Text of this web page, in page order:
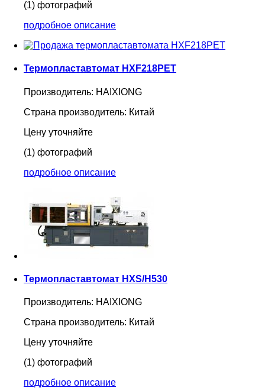
(1) фотографий
подробное описание
Термопластавтомат HXF218PET
Производитель: HAIXIONG
Страна производитель: Китай
Цену уточняйте
(1) фотографий
подробное описание
Термопластавтомат HXS/H530
Производитель: HAIXIONG
Страна производитель: Китай
Цену уточняйте
(1) фотографий
подробное описание